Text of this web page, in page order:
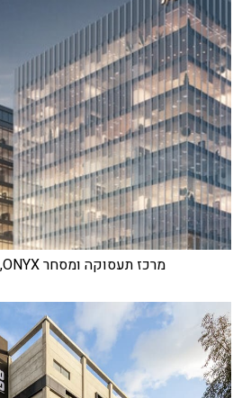
מרכז תעסוקה ומסחר ONYX, צומת סביון